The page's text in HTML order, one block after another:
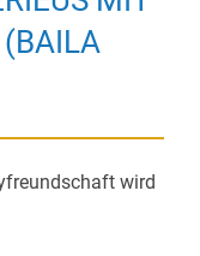
(BAILA
wird